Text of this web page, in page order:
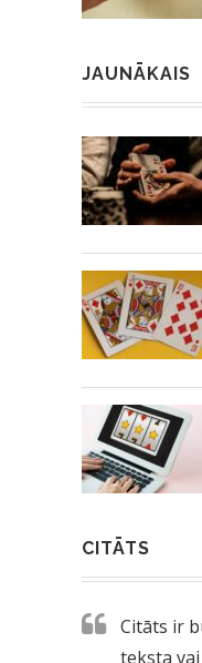
JAUNĀKAIS
CITĀTS
Citāts ir
teksta